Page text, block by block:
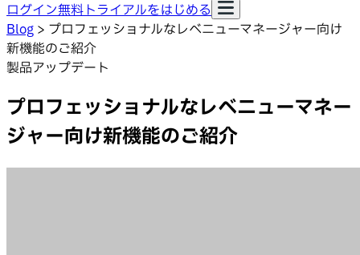
ログイン無料トライアルをはじめる
Blog > プロフェッショナルなレベニューマネージャー向け
新機能のご紹介
製品アップデート
プロフェッショナルなレベニューマネー
ジャー向け新機能のご紹介